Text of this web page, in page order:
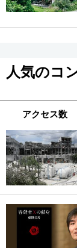
人気のコ
アクセス数